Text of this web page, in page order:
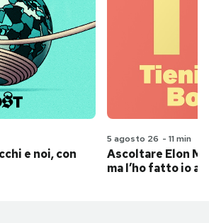
e noi, con
5 agosto 26 - 11 min
Ascoltare Elon
ma l’ho fatto io